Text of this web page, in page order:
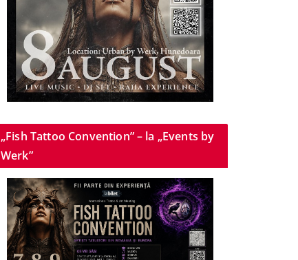
„Fish Tattoo Convention” – la „Events by
Werk”